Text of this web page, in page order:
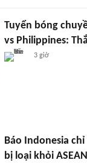
Tuyển bóng
vs Philippines:
3 giờ
Báo Indonesia
bị loại khỏi